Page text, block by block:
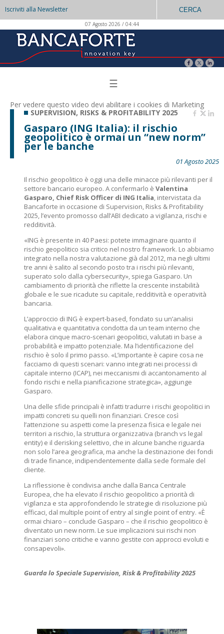
Iscriviti alla Newsletter CERCA
07 Agosto 2026 / 04:44
☰
Per vedere questo video devi abilitare i cookies di Marketing
SUPERVISION, RISKS & PROFITABILITY 2025
Gasparo (ING Italia): il rischio
geopolitico è ormai un “new norm”
per le banche
01 Agosto 2025
Il rischio geopolitico è oggi una delle minacce più rilevanti per il
settore bancario europeo. A confermarlo è Valentina
Gasparo, Chief Risk Officer di ING Italia, intervistata da
Bancaforte in occasione di Supervision, Risks & Profitability
2025, l’evento promosso dall’ABI dedicato a vigilanza, rischi e
redditività.
«ING è presente in 40 Paesi: potete immaginare quanto il
rischio geopolitico sia critico nel nostro framework. Lo abbiamo
integrato nella nostra valutazione già dal 2012, ma negli ultimi
tre anni è salito al secondo posto tra i rischi più rilevanti,
superato solo dalla cybersecurity», spiega Gasparo. Un
cambiamento di priorità che riflette la crescente instabilità
globale e le sue ricadute su capitale, redditività e operatività
bancaria.
L’approccio di ING è expert-based, fondato su un’analisi
qualitativa e quantitativa condotta da un team interno che
elabora cinque macro-scenari geopolitici, valutati in base a
probabilità e impatto potenziale. Ma l’identificazione del
rischio è solo il primo passo. «L’importante è capire cosa ne
facciamo di questi scenari: vanno integrati nei processi di
capitale interno (ICAP), nei meccanismi di accantonamento al
fondo rischi e nella pianificazione strategica», aggiunge
Gasparo.
Una delle sfide principali è infatti tradurre i rischi geopolitici in
impatti concreti su quelli non finanziari. Cresce così
l’attenzione su aspetti come la presenza fisica e legale nei
territori a rischio, la struttura organizzativa (branch vs legal
entity) e il derisking selettivo, che in alcune banche riguarda
non solo l’area geografica, ma anche la destinazione dei fondi
di trade finance, indipendentemente dalla sede formale del
cliente.
La riflessione è condivisa anche dalla Banca Centrale
Europea, che ha elevato il rischio geopolitico a priorità di
vigilanza e sta approfondendo le strategie di risoluzione più
efficaci, dal multiple point of entry al single point of entry. «È
ormai chiaro – conclude Gasparo – che il rischio geopolitico è
diventato un new norm. Le sue implicazioni sui rischi non
finanziari sono critiche e vanno gestite con approcci evoluti e
consapevoli».
Guarda lo Speciale Supervision, Risk & Profitability 2025